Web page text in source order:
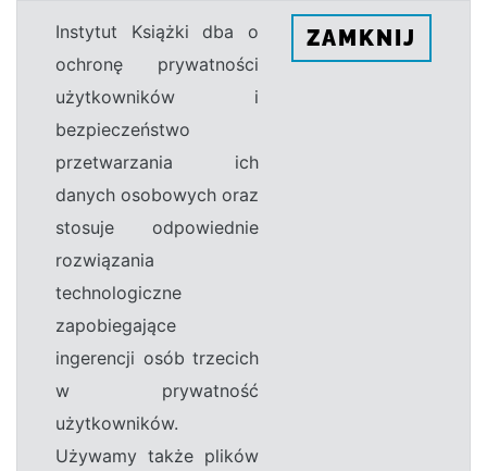
Instytut Książki dba o
ochronę prywatności
użytkowników i
bezpieczeństwo
przetwarzania ich
danych osobowych oraz
stosuje odpowiednie
rozwiązania
technologiczne
zapobiegające
ingerencji osób trzecich
w prywatność
użytkowników.
Używamy także plików
ZAMKNIJ